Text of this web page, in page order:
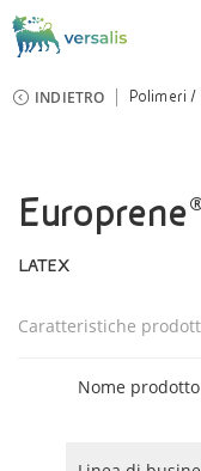
INDIETRO Polimeri
LATEX
Caratteristiche
Nome prodotto